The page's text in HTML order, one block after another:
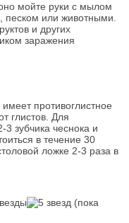
мойте руки с мылом
песком или животными.
и других
заражения
противоглистное
глистов. Для
3 зубчика чеснока и
в течение 30
ложке 2-3 раза в
(пока